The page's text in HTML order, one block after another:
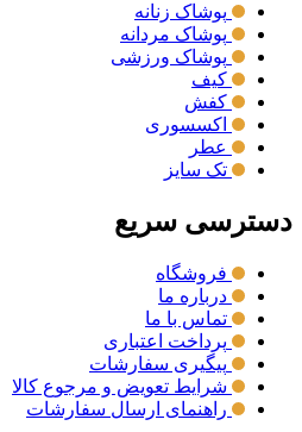
پوشاک زنانه
پوشاک مردانه
پوشاک ورزشی
کیف
کفش
اکسسوری
عطر
تک سایز
دسترسی سریع
فروشگاه
درباره ما
تماس با ما
پرداخت اعتباری
پیگیری سفارشات
شرایط تعویض و مرجوع کالا
راهنمای ارسال سفارشات